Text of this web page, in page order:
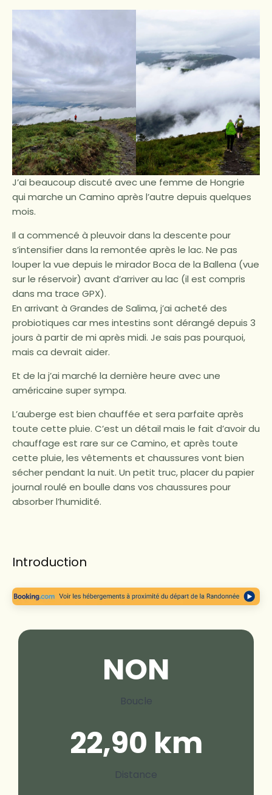
J’ai beaucoup discuté avec une femme de Hongrie
qui marche un Camino après l’autre depuis quelques
mois.
Il a commencé à pleuvoir dans la descente pour
s’intensifier dans la remontée après le lac. Ne pas
louper la vue depuis le mirador Boca de la Ballena (vue
sur le réservoir) avant d’arriver au lac (il est compris
dans ma trace GPX).
En arrivant à Grandes de Salima, j’ai acheté des
probiotiques car mes intestins sont dérangé depuis 3
jours à partir de mi après midi. Je sais pas pourquoi,
mais ca devrait aider.
Et de la j’ai marché la dernière heure avec une
américaine super sympa.
L’auberge est bien chauffée et sera parfaite après
toute cette pluie. C’est un détail mais le fait d’avoir du
chauffage est rare sur ce Camino, et après toute
cette pluie, les vêtements et chaussures vont bien
sécher pendant la nuit. Un petit truc, placer du papier
journal roulé en boulle dans vos chaussures pour
absorber l’humidité.
Introduction
NON
Boucle
22,90 km
Distance